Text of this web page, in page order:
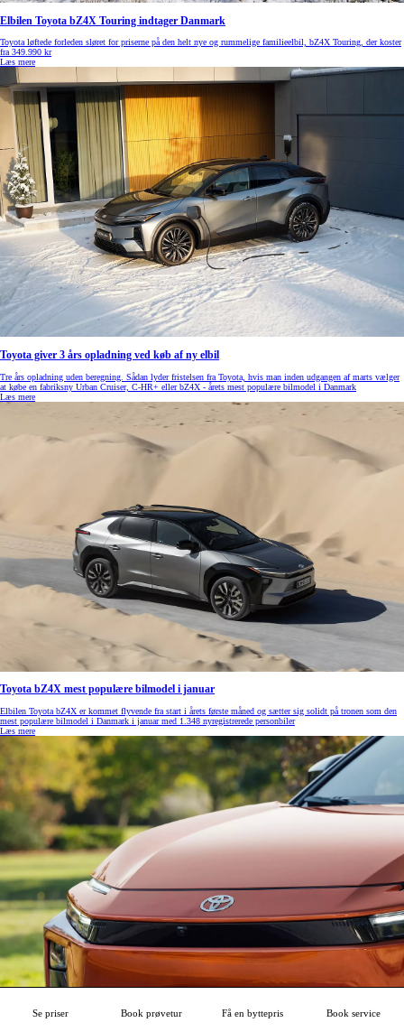
Se priser Book prøvetur Få en byttepris Book service
Elbilen Toyota bZ4X Touring indtager Danmark
Toyota løftede forleden sløret for priserne på den helt nye og rummelige familieelbil, bZ4X Touring, der koster
fra 349.990 kr
Læs mere
Toyota giver 3 års opladning ved køb af ny elbil
Tre års opladning uden beregning. Sådan lyder fristelsen fra Toyota, hvis man inden udgangen af marts vælger
at købe en fabriksny Urban Cruiser, C-HR+ eller bZ4X - årets mest populære bilmodel i Danmark
Læs mere
Toyota bZ4X mest populære bilmodel i januar
Elbilen Toyota bZ4X er kommet flyvende fra start i årets første måned og sætter sig solidt på tronen som den
mest populære bilmodel i Danmark i januar med 1.348 nyregistrerede personbiler
Læs mere